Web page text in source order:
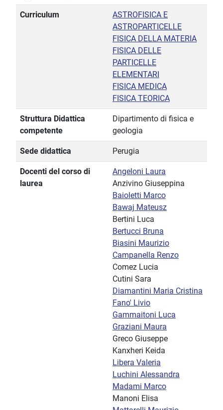
Curriculum
ASTROFISICA E
ASTROPARTICELLE
FISICA DELLA MATERIA
FISICA DELLE
PARTICELLE
ELEMENTARI
FISICA MEDICA
FISICA TEORICA
Struttura Didattica
competente
Dipartimento di fisica e
geologia
Sede didattica Perugia
Docenti del corso di
laurea
Angeloni Laura
Anzivino Giuseppina
Baioletti Marco
Bawaj Mateusz
Bertini Luca
Bertucci Bruna
Biasini Maurizio
Campanella Renzo
Comez Lucia
Cutini Sara
Diamantini Maria Cristina
Fano' Livio
Gammaitoni Luca
Graziani Maura
Greco Giuseppe
Kanxheri Keida
Libera Valeria
Luchini Alessandra
Madami Marco
Manoni Elisa